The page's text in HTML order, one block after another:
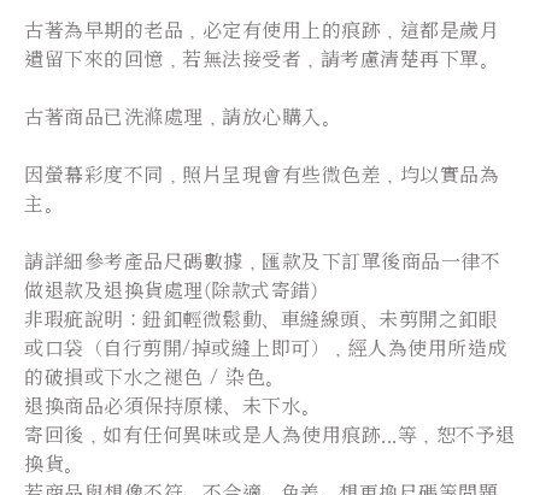
古著為早期的老品，必定有使用上的痕跡，這都是歲月
遺留下來的回憶，若無法接受者，請考慮清楚再下單。
古著商品已洗滌處理，請放心購入。
因螢幕彩度不同，照片呈現會有些微色差，均以實品為
主。
請詳細參考產品尺碼數據，匯款及下訂單後商品一律不
做退款及退換貨處理(除款式寄錯)
非瑕疵說明：鈕釦輕微鬆動、車縫線頭、未剪開之釦眼
或口袋（自行剪開/掉或縫上即可），經人為使用所造成
的破損或下水之褪色 / 染色。
退換商品必須保持原樣、未下水。
寄回後，如有任何異味或是人為使用痕跡...等，恕不予退
換貨。